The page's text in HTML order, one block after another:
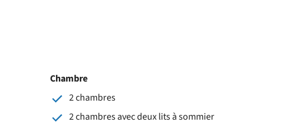
Chambre
2 chambres
2 chambres avec deux lits à sommier